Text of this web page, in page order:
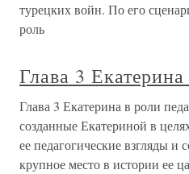
турецких войн. По его
роль
Глава 3
Глава 3 Екатерина в роли
созданные Екатериной в
ее педагогические взгляды и
крупное место в истории ее